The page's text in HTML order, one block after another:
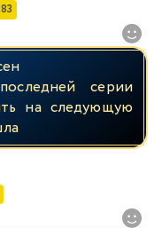
серии
на следующую